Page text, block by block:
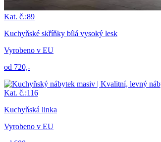
Kat. č.:89
Kuchyňské skříňky bílá vysoký lesk
Vyrobeno v EU
od 720,-
Kat. č.:116
Kuchyňská linka
Vyrobeno v EU